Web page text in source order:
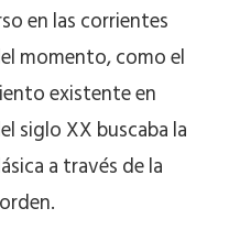
en las corrientes
momento, como el
existente en
siglo XX buscaba la
a través de la